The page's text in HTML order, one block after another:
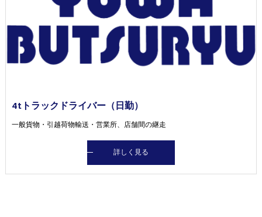
4tトラックドライバー（日勤）
一般貨物・引越荷物輸送・営業所、店舗間の継走
詳しく見る